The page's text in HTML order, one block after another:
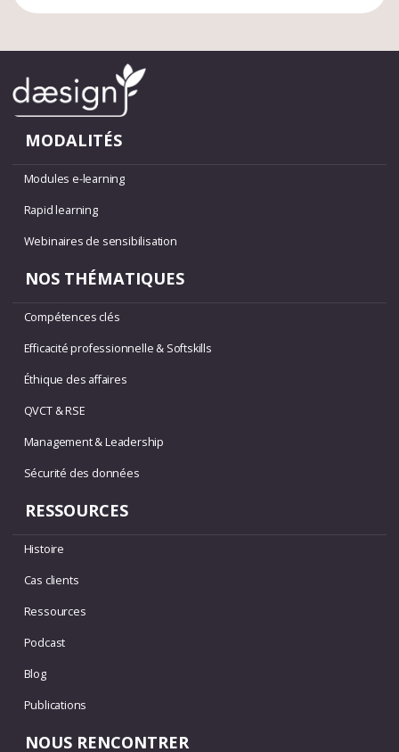
MODALITÉS
Modules e-learning
Rapid learning
Webinaires de sensibilisation
NOS THÉMATIQUES
Compétences clés
Efficacité professionnelle & Softskills
Éthique des affaires
QVCT & RSE
Management & Leadership
Sécurité des données
RESSOURCES
Histoire
Cas clients
Ressources
Podcast
Blog
Publications
NOUS RENCONTRER